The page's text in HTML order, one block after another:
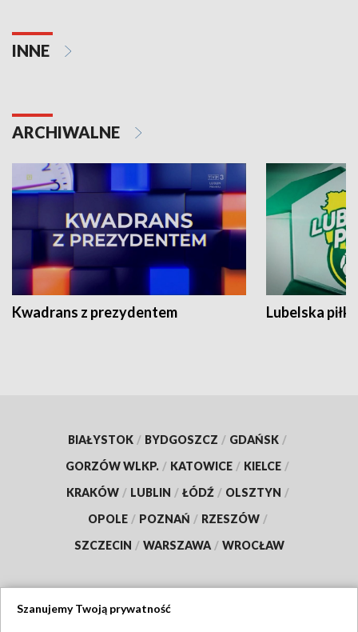
INNE
ARCHIWALNE
Kwadrans z prezydentem Lubelska piłka
BIAŁYSTOK / BYDGOSZCZ / GDAŃSK /
GORZÓW WLKP. / KATOWICE / KIELCE /
KRAKÓW / LUBLIN / ŁÓDŹ / OLSZTYN /
OPOLE / POZNAŃ / RZESZÓW /
SZCZECIN / WARSZAWA / WROCŁAW
Szanujemy Twoją prywatność